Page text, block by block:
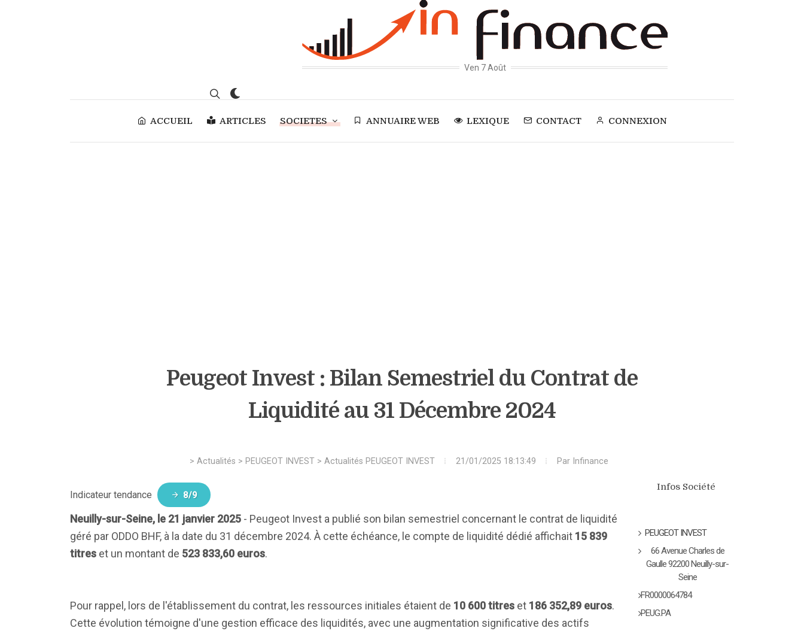
Ven 7 Août
ACCUEIL ARTICLES SOCIETES ANNUAIRE WEB LEXIQUE CONTACT CONNEXION
Peugeot Invest : Bilan Semestriel du Contrat de
Liquidité au 31 Décembre 2024
> Actualités > PEUGEOT INVEST> Actualités PEUGEOT INVEST 21/01/2025 18:13:49 Par Infinance
Indicateur tendance 8/9
Neuilly-sur-Seine, le 21 janvier 2025 - Peugeot Invest a publié son bilan semestriel concernant le contrat de liquidité
géré par ODDO BHF, à la date du 31 décembre 2024. À cette échéance, le compte de liquidité dédié affichait 15 839
titres et un montant de 523 833,60 euros.
Pour rappel, lors de l'établissement du contrat, les ressources initiales étaient de 10 600 titres et 186 352,89 euros.
Cette évolution témoigne d'une gestion efficace des liquidités, avec une augmentation significative des actifs
Infos Société
PEUGEOT INVEST
66 Avenue Charles de
Gaulle 92200 Neuilly-sur-
Seine
FR0000064784
PEUG.PA